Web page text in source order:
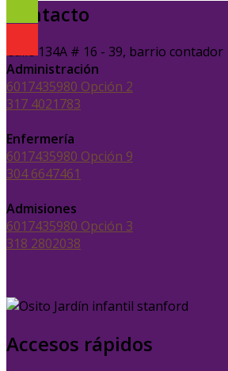
Contacto
Calle 134A # 16 - 39, barrio contador
Administración
6017435980 Opción 2
317 4021783
Enfermería
6017435980 Opción 9
304 6647461
Admisiones
6017435980 Opción 3
318 2802038
Accesos rápidos